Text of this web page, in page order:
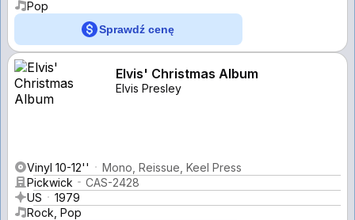
Pop
Sprawdź cenę
Elvis' Christmas Album
Elvis Presley
Vinyl 10-12''
Mono, Reissue, Keel Press
Pickwick
CAS-2428
US
1979
Rock, Pop